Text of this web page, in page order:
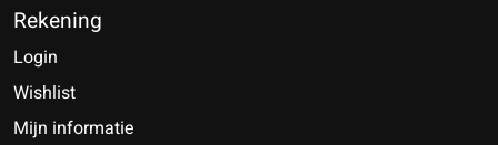
Rekening
Login
Wishlist
Mijn informatie